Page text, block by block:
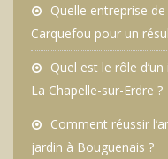
Quelle entreprise
Carquefou pour un
Quel est le rôle
La Chapelle-sur-Erdre ?
Comment réussir
jardin à Bouguenais ?